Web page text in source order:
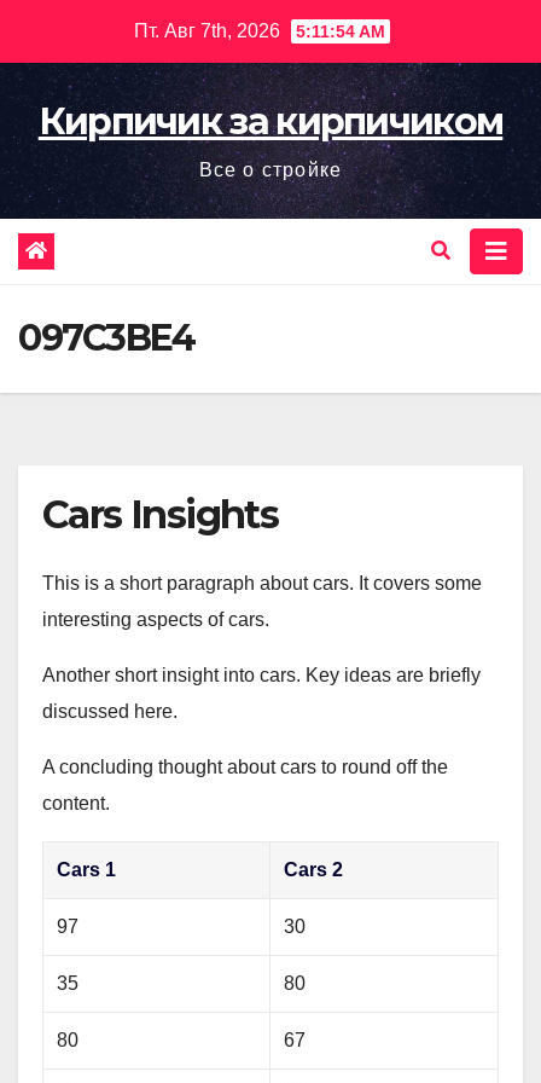
содержимому
Пт. Авг 7th, 2026 5:11:55 AM
Кирпичик за кирпичиком
Все о стройке
097C3BE4
Cars Insights
This is a short paragraph about cars. It covers some
interesting aspects of cars.
Another short insight into cars. Key ideas are briefly
discussed here.
A concluding thought about cars to round off the
content.
Cars 1 Cars 2
97 30
35 80
80 67